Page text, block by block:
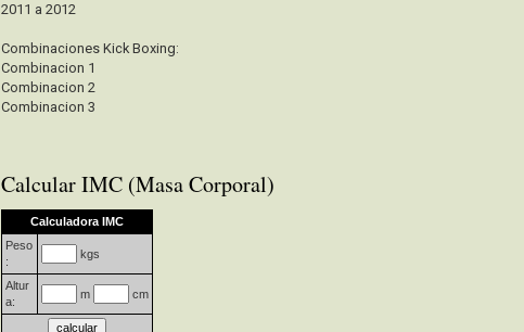
2011 a 2012
Combinaciones Kick Boxing:
Combinacion 1
Combinacion 2
Combinacion 3
Calcular IMC (Masa Corporal)
Calculadora IMC
Peso
:
kgs
Altur
a:
m cm